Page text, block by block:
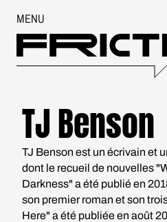
MENU
TJ Benson
TJ Benson est un écrivain et
dont le recueil de nouvelles
Darkness" a été publié en
son premier roman et son
Here" a été publiée en août